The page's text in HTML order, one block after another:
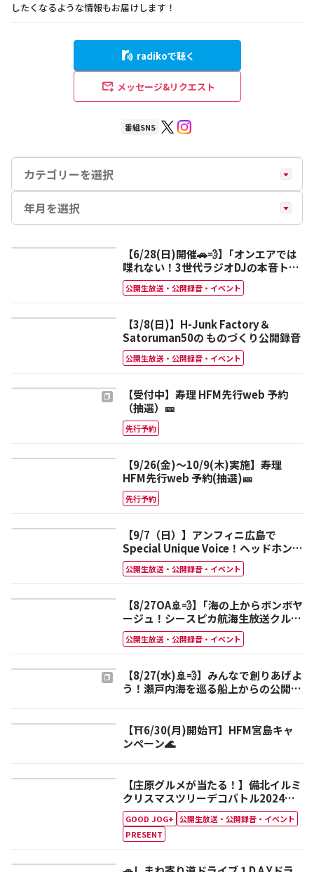
したくなるような情報もお届けします！
radikoで聴く
メッセージ&リクエスト
番組SNS
【6/28(日)開催🚗💨】｢オンエアでは
喋れない！3世代ラジオDJの本音トー
クショー｣@アンフィニ広島 廿日市店
公開生放送・公開録音・イベント
【3/8(日)】H-Junk Factory＆
Satoruman50の ものづくり公開録音
公開生放送・公開録音・イベント
【受付中】寿理 HFM先行web 予約
（抽選）🎫
先行予約
【9/26(金)～10/9(木)実施】寿理
HFM先行web 予約(抽選)🎫
先行予約
【9/7（日）】アンフィニ広島で
Special Unique Voice！ヘッドホンお
じさん ＆ 半世紀少年たちの公開ミュ
ージックトークショー
公開生放送・公開録音・イベント
【8/27OA🚢💨】｢海の上からボンボヤ
ージュ！シースピカ航海生放送クルー
ズ｣
公開生放送・公開録音・イベント
【8/27(水)🚢💨】みんなで創りあげよ
う！瀬戸内海を巡る船上からの公開生
【⛩6/30(月)開始⛩】HFM宮島キャ
ンペーン🌊
【庄原グルメが当たる！】備北イルミ
クリスマスツリーデコバトル2024、
投票スタート！
GOOD JOG+ 公開生放送・公開録音・イベント
PRESENT